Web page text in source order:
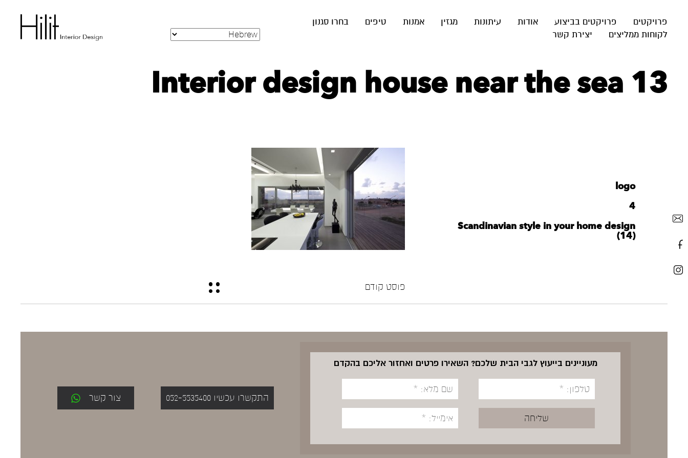
פרויקטים פרויקטים בביצוע אודות עיתונות מגזין אמנות טיפים
בחרו סגנון
לקוחות ממליצים
יצירת קשר
Interior design house near the sea 13
logo
4
Scandinavian style in your home design
(14)
פוסט קודם
מעוניינים בייעוץ לגבי הבית שלכם? השאירו פרטים ואחזור אליכם בהקדם
התקשרו עכשיו 052-5535400 צור קשר